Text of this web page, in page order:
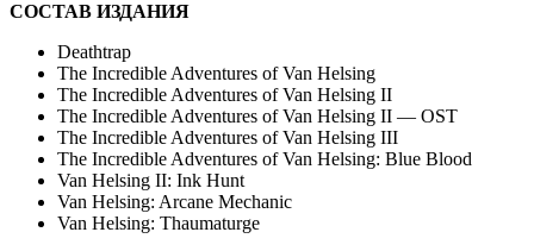
СОСТАВ ИЗДАНИЯ
Deathtrap
The Incredible Adventures of Van Helsing
The Incredible Adventures of Van Helsing II
The Incredible Adventures of Van Helsing II — OST
The Incredible Adventures of Van Helsing III
The Incredible Adventures of Van Helsing: Blue Blood
Van Helsing II: Ink Hunt
Van Helsing: Arcane Mechanic
Van Helsing: Thaumaturge